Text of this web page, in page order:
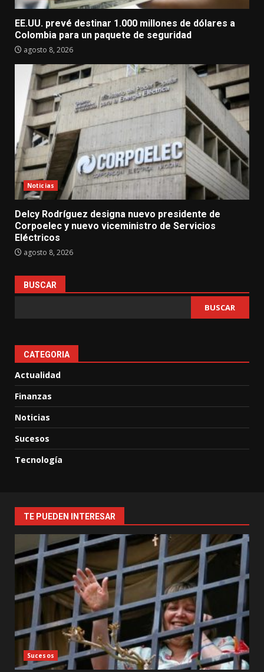
EE.UU. prevé destinar 1.000 millones de dólares a
Colombia para un paquete de seguridad
agosto 8, 2026
Noticias
Delcy Rodríguez designa nuevo presidente de
Corpoelec y nuevo viceministro de Servicios
Eléctricos
agosto 8, 2026
BUSCAR
BUSCAR
CATEGORIA
Actualidad
Finanzas
Noticias
Sucesos
Tecnología
TE PUEDEN INTERESAR
Sucesos